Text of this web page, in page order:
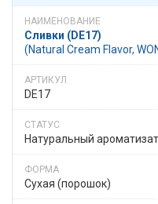
Сливки (DE17)
(​Natural Cream Flavor,
DE17
Натуральный
Сухая (порошок)